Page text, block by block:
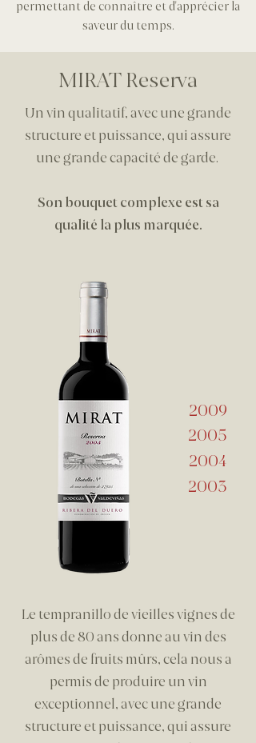
permettant de connaître et d'apprécier la
saveur du temps.
MIRAT Reserva
Un vin qualitatif, avec une grande
structure et puissance, qui assure
une grande capacité de garde.
Son bouquet complexe est sa
qualité la plus marquée.
2009
2005
2004
2003
Le tempranillo de vieilles vignes de
plus de 80 ans donne au vin des
arômes de fruits mûrs, cela nous a
permis de produire un vin
exceptionnel, avec une grande
structure et puissance, qui assure